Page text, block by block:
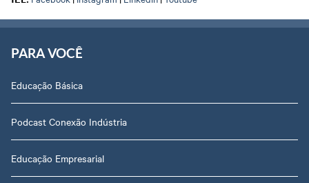
PARA VOCÊ
Educação Básica
Podcast Conexão Indústria
Educação Empresarial